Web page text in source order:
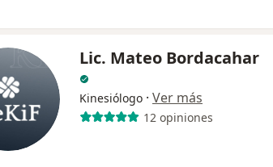
Lic. Mateo Bordacahar
Kinesiólogo · Ver más
12 opiniones